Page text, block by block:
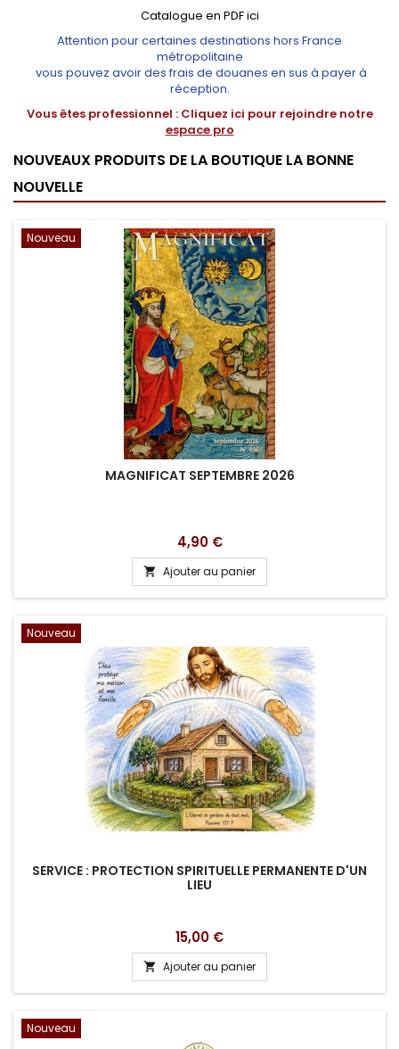
Catalogue en PDF ici
Attention pour certaines destinations hors France
métropolitaine
vous pouvez avoir des frais de douanes en sus à payer à
réception.
Vous êtes professionnel : Cliquez ici pour rejoindre notre
espace pro
NOUVEAUX PRODUITS DE LA BOUTIQUE LA BONNE
NOUVELLE
Nouveau
MAGNIFICAT SEPTEMBRE 2026
Prix
4,90 €
 Ajouter au panier
Nouveau
SERVICE : PROTECTION SPIRITUELLE PERMANENTE D'UN
LIEU
Prix
15,00 €
 Ajouter au panier
Nouveau